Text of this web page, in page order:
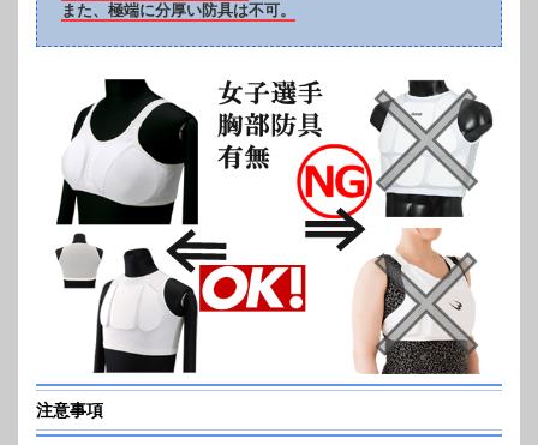
また、極端に分厚い防具は不可。
注意事項